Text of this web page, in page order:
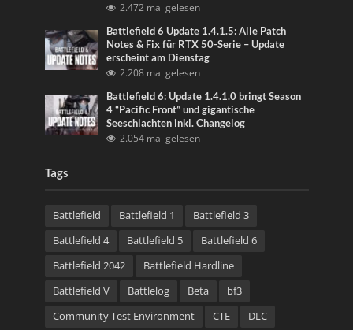
2.472 mal gelesen
Battlefield 6 Update 1.4.1.5: Alle Patch
Notes & Fix für RTX 50-Serie – Update
erscheint am Dienstag
2.208 mal gelesen
Battlefield 6: Update 1.4.1.0 bringt Season
4 “Pacific Front” und gigantische
Seeschlachten inkl. Changelog
2.054 mal gelesen
Tags
Battlefield Battlefield 1
Battlefield 3
Battlefield 4
Battlefield 5
Battlefield 6
Battlefield 2042
Battlefield Hardline
Battlefield V
Battlelog Beta
bf3
Community Test Environment
CTE
DLC